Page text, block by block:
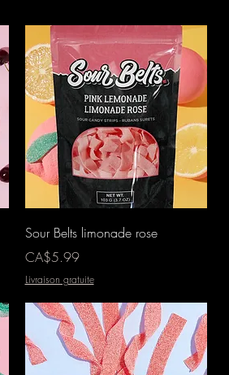
Aperçu rapide
Sour Belts limonade rose
Prix
CA$5.99
Livraison gratuite